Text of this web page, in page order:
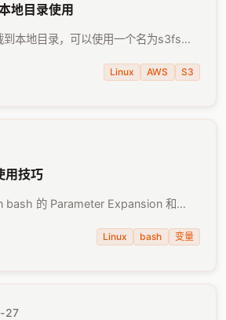
地目录使用
本地目录，可以使用一个名为s3fs的
sudo apt-get …
Linux AWS S3
用技巧
bash 的 Parameter Expansion 和
规的引 …
Linux bash 变量
27